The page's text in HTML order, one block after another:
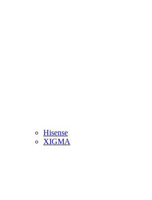
Hisense
XIGMA